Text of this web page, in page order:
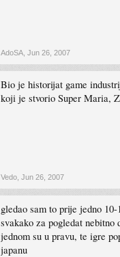
AdoSA Jun 26, 2007
Bio je historijat game
koji je stvorio Super Maria,
Vedo Jun 26, 2007
gledao sam to prije jedno
svakako za pogledat
jednom su u pravu, te igre
japanu